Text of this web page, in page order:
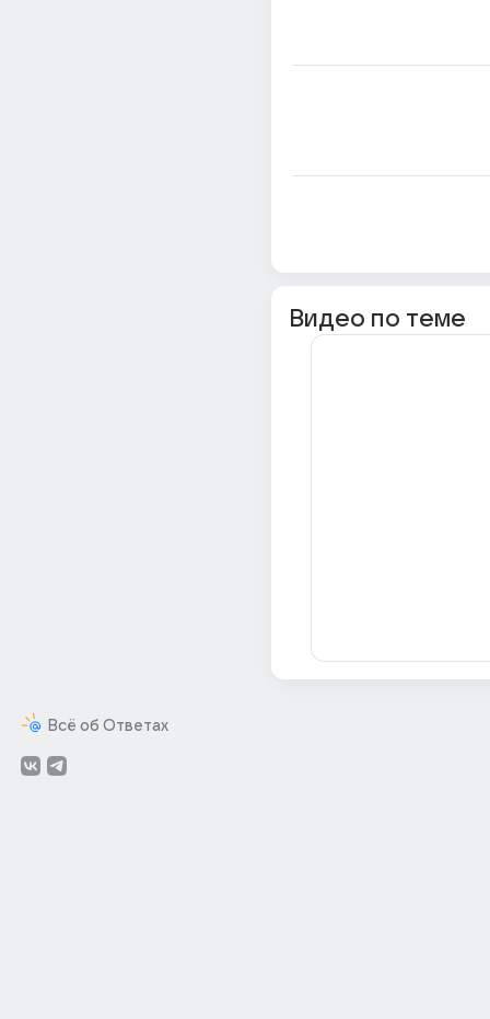
Всё об Ответах
Видео по теме